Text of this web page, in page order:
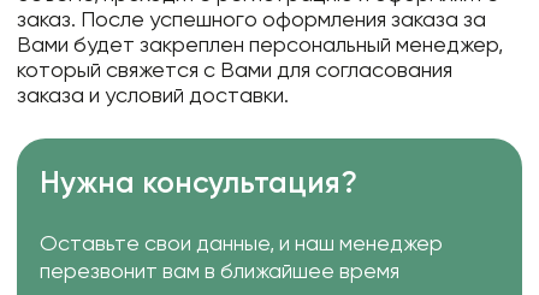
заказ. После успешного оформления заказа за
Вами будет закреплен персональный менеджер,
который свяжется с Вами для согласования
заказа и условий доставки.
Нужна консультация?
Оставьте свои данные, и наш менеджер
перезвонит вам в ближайшее время